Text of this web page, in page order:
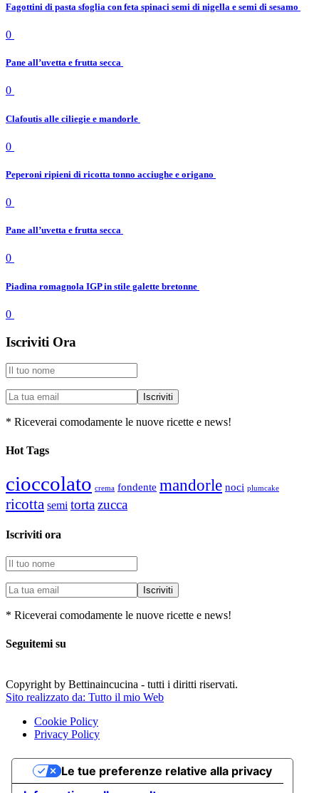
Fagottini di pasta sfoglia con feta spinaci semi di nigella e semi di sesamo
0
Pane all’uvetta e frutta secca
0
Clafoutis alle ciliegie e mandorle
0
Peperoni ripieni di ricotta tonno acciughe e origano
0
Pane all’uvetta e frutta secca
0
Piadina romagnola IGP in stile galette bretonne
0
Iscriviti Ora
* Riceverai comodamente le nuove ricette e news!
Hot Tags
cioccolato crema fondente mandorle noci plumcake
ricotta semi tortazucca
Iscriviti ora
* Riceverai comodamente le nuove ricette e news!
Seguitemi su
Copyright by Bettinaincucina - tutti i diritti riservati.
Sito realizzato da: Tutto il mio Web
Cookie Policy
Privacy Policy
Le tue preferenze relative alla privacy